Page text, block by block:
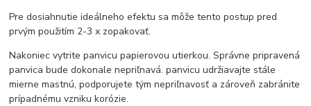
Pre dosiahnutie ideálneho efektu sa môže tento postup pred
prvým použitím 2-3 x zopakovať.
Nakoniec vytrite panvicu papierovou utierkou. Správne pripravená
panvica bude dokonale nepriľnavá. panvicu udržiavajte stále
mierne mastnú, podporujete tým nepriľnavosť a zároveň zabránite
prípadnému vzniku korózie.